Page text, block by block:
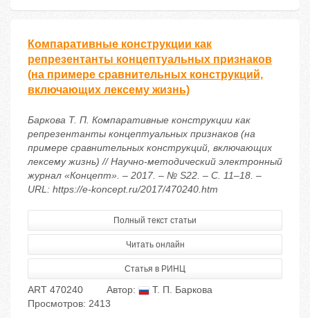
Компаративные конструкции как
репрезентанты концептуальных признаков
(на примере сравнительных конструкций,
включающих лексему жизнь)
Баркова Т. П. Компаративные конструкции как
репрезентанты концептуальных признаков (на
примере сравнительных конструкций, включающих
лексему жизнь) // Научно-методический электронный
журнал «Концепт». – 2017. – № S22. – С. 11–18. –
URL: https://e-koncept.ru/2017/470240.htm
Полный текст статьи
Читать онлайн
Статья в РИНЦ
ART 470240 Автор:
Т. П. Баркова
Просмотров: 2413